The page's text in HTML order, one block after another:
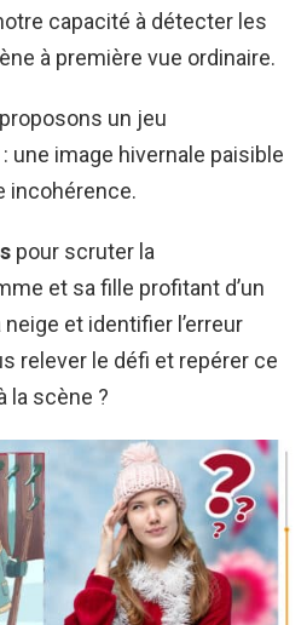
capacité à détecter les
à première vue ordinaire.
un jeu
une image hivernale paisible
incohérence.
pour scruter la
et sa fille profitant d’un
et identifier l’erreur
relever le défi et repérer ce
la scène ?